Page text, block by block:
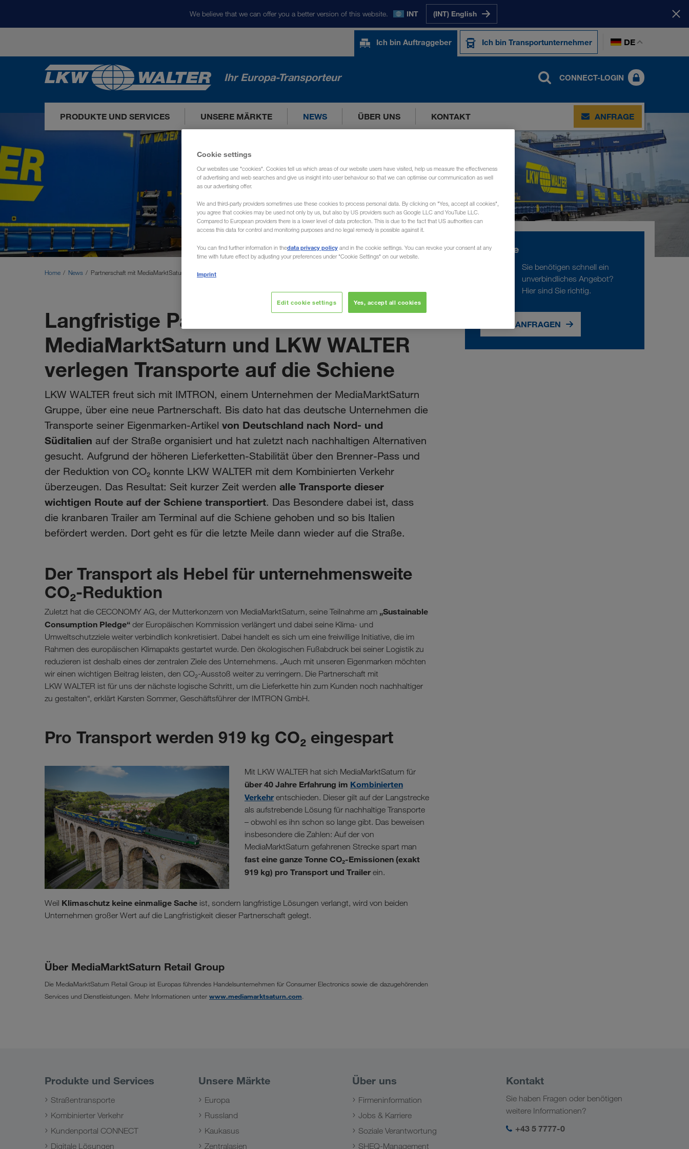
We believe that we can offer you a better version of this website. INT (INT) English
Ich bin Auftraggeber Ich bin Transportunternehmer DE
Ihr Europa-Transporteur CONNECT-LOGIN
PRODUKTE UND SERVICES UNSERE MÄRKTE NEWS ÜBER UNS KONTAKT ANFRAGE
Home News Partnerschaft mit MediaMarktSaturn
Langfristige Partnerschaft:
MediaMarktSaturn und LKW WALTER
verlegen Transporte auf die Schiene
LKW WALTER freut sich mit IMTRON, einem Unternehmen der MediaMarktSaturn
Gruppe, über eine neue Partnerschaft. Bis dato hat das deutsche Unternehmen die
Transporte seiner Eigenmarken-Artikel von Deutschland nach Nord- und
Süditalien auf der Straße organisiert und hat zuletzt nach nachhaltigen Alternativen
gesucht. Aufgrund der höheren Lieferketten-Stabilität über den Brenner-Pass und
der Reduktion von CO₂ konnte LKW WALTER mit dem Kombinierten Verkehr
überzeugen. Das Resultat: Seit kurzer Zeit werden alle Transporte dieser
wichtigen Route auf der Schiene transportiert. Das Besondere dabei ist, dass
die kranbaren Trailer am Terminal auf die Schiene gehoben und so bis Italien
befördert werden. Dort geht es für die letzte Meile dann wieder auf die Straße.
Der Transport als Hebel für unternehmensweite
CO₂-Reduktion
Zuletzt hat die CECONOMY AG, der Mutterkonzern von MediaMarktSaturn, seine Teilnahme am „Sustainable
Consumption Pledge“ der Europäischen Kommission verlängert und dabei seine Klima- und
Umweltschutzziele weiter verbindlich konkretisiert. Dabei handelt es sich um eine freiwillige Initiative, die im
Rahmen des europäischen Klimapakts gestartet wurde. Den ökologischen Fußabdruck bei seiner Logistik zu
reduzieren ist deshalb eines der zentralen Ziele des Unternehmens. „Auch mit unseren Eigenmarken möchten
wir einen wichtigen Beitrag leisten, den CO₂-Ausstoß weiter zu verringern. Die Partnerschaft mit
LKW WALTER ist für uns der nächste logische Schritt, um die Lieferkette hin zum Kunden noch nachhaltiger
zu gestalten“, erklärt Karsten Sommer, Geschäftsführer der IMTRON GmbH.
Pro Transport werden 919 kg CO₂ eingespart
Mit LKW WALTER hat sich MediaMarktSaturn für
über 40 Jahre Erfahrung im Kombinierten
Verkehrentschieden. Dieser gilt auf der Langstrecke
als aufstrebende Lösung für nachhaltige Transporte
– obwohl es ihn schon so lange gibt. Das beweisen
insbesondere die Zahlen: Auf der von
MediaMarktSaturn gefahrenen Strecke spart man
fast eine ganze Tonne CO₂-Emissionen (exakt
919 kg) pro Transport und Trailer ein.
Weil Klimaschutz keine einmalige Sache ist, sondern langfristige Lösungen verlangt, wird von beiden
Unternehmen großer Wert auf die Langfristigkeit dieser Partnerschaft gelegt.
Über MediaMarktSaturn Retail Group
Die MediaMarktSaturn Retail Group ist Europas führendes Handelsunternehmen für Consumer Electronics sowie die dazugehörenden
Services und Dienstleistungen. Mehr Informationen unter www.mediamarktsaturn.com.
Anfrage
Sie benötigen schnell ein
unverbindliches Angebot?
Hier sind Sie richtig.
JETZT ANFRAGEN
Produkte und Services
Straßentransporte
Kombinierter Verkehr
Kundenportal CONNECT
Digitale Lösungen
Unsere Märkte
Europa
Russland
Kaukasus
Zentralasien
Über uns
Firmeninformation
Jobs & Karriere
Soziale Verantwortung
SHEQ-Management
Kontakt
Sie haben Fragen oder benötigen
weitere Informationen?
+43 5 7777-0
Cookie settings
Our websites use "cookies". Cookies tell us which areas of our website users have visited, help us measure the effectiveness
of advertising and web searches and give us insight into user behaviour so that we can optimise our communication as well
as our advertising offer.
We and third-party providers sometimes use these cookies to process personal data. By clicking on "Yes, accept all cookies",
you agree that cookies may be used not only by us, but also by US providers such as Google LLC and YouTube LLC.
Compared to European providers there is a lower level of data protection. This is due to the fact that US authorities can
access this data for control and monitoring purposes and no legal remedy is possible against it.
You can find further information in thedata privacy policy and in the cookie settings. You can revoke your consent at any
time with future effect by adjusting your preferences under "Cookie Settings" on our website.
Imprint
Edit cookie settings Yes, accept all cookies